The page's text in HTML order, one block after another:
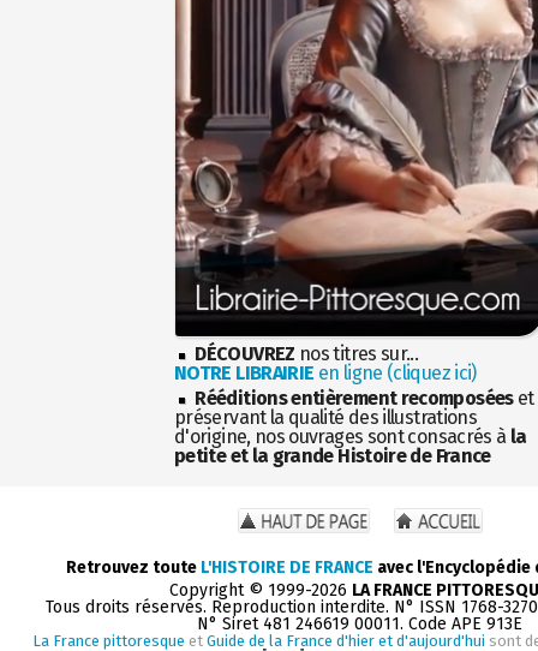
DÉCOUVREZ nos titres sur...
NOTRE LIBRAIRIE en ligne (cliquez ici)
Rééditions entièrement recomposéeset
préservant la qualité des illustrations
d'origine, nos ouvrages sont consacrés à la
petite et la grande Histoire de France
Retrouvez toute L'HISTOIRE DE FRANCE avec
Copyright © 1999-2026 LA FRANCE
Tous droits réservés. Reproduction interdite. N° ISSN 1768-
N° Siret 481 246619 00011. Code APE 913E
La France pittoresque et Guide de la France d'hier et d'aujourd'hui sont